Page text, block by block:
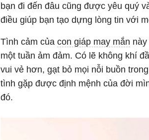
bạn đi đến đâu cũng được yêu quý
điều giúp bạn tạo dựng lòng tin với
Tình cảm của con giáp may mắn
một tuần ảm đảm. Có lẽ không khí
vui vẻ hơn, gạt bỏ mọi nỗi buồn
tình gặp được định mệnh của đời
đó.